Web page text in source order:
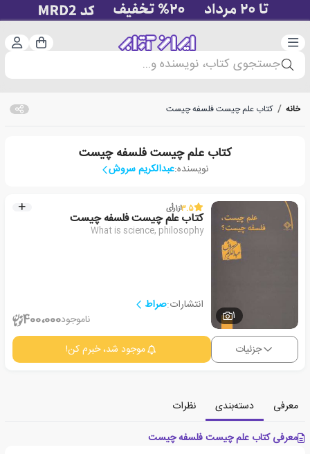
دسته‌بندی سبد
جستجوی کتاب، نویسنده و...
خانه / کتاب علم چیست فلسفه چیست
کتاب علم چیست فلسفه چیست
نویسنده:عبدالکریم سروش
1
3.5از1رأی
کتاب علم چیست فلسفه چیست
What is science, philosophy
انتشارات:صراط
ناموجود400،000
جزئیات موجود شد، خبرم کن!
معرفی دسته‌بندی
نظرات
معرفی کتاب علم چیست فلسفه چیست